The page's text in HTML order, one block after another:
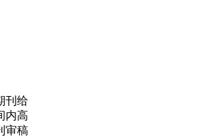
刊给
内高
审稿